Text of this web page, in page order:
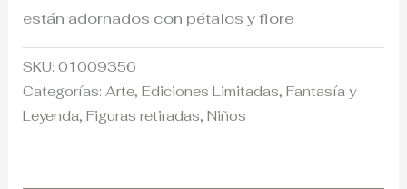
están adornados con pétalos y flore
SKU:01009356
Categorías:Arte,Ediciones Limitadas,Fantasía y
Leyenda,Figuras retiradas,Niños